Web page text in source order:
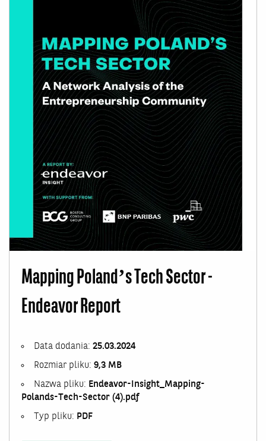
Mapping Poland’s Tech Sector -
Endeavor Report
Data dodania: 25.03.2024
Rozmiar pliku: 9,3 MB
Nazwa pliku: Endeavor-Insight_Mapping-
Polands-Tech-Sector (4).pdf
Typ pliku: PDF